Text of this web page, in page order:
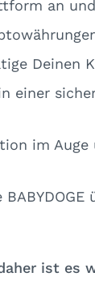
an
Deinen
einer
im
ist es